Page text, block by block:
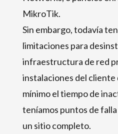
MikroTik.
Sin embargo, todavía
limitaciones para
infraestructura de red
instalaciones del cliente
mínimo el tiempo de
teníamos puntos de
un sitio completo.